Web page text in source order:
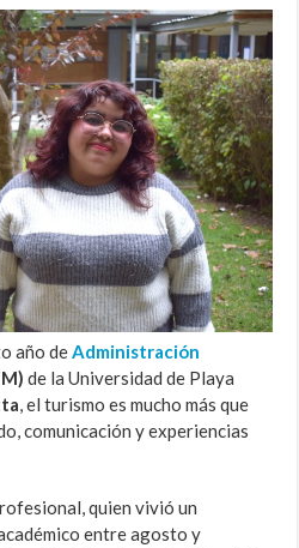
año deAdministración
de la Universidad de Playa
, el turismo es mucho más que
comunicación y experiencias
quien vivió un
entre agosto y